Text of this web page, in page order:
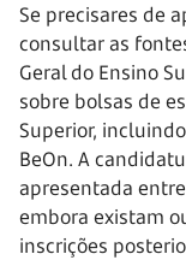
Se precisares de
consultar as
Geral do Ensino
sobre bolsas de
Superior,
BeOn. A
apresentada
embora existam
inscrições